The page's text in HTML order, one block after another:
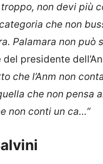
non devi più
che non
Palamara non può
presidente
che l’Anm non
che non pensa
non conti un ca…”